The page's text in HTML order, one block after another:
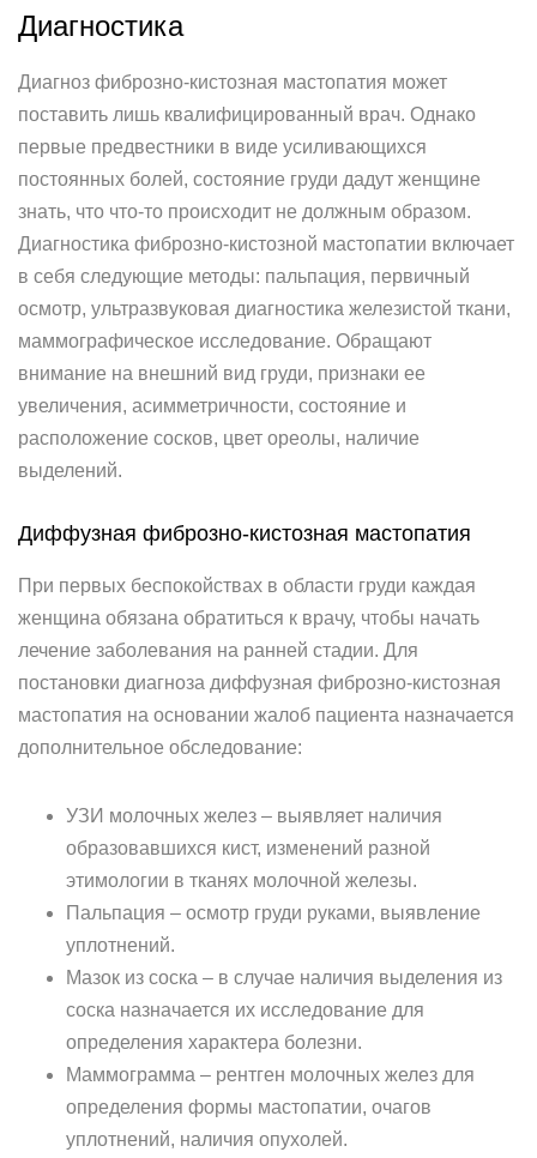
Диагностика
Диагноз фиброзно-кистозная мастопатия может
поставить лишь квалифицированный врач. Однако
первые предвестники в виде усиливающихся
постоянных болей, состояние груди дадут женщине
знать, что что-то происходит не должным образом.
Диагностика фиброзно-кистозной мастопатии включает
в себя следующие методы: пальпация, первичный
осмотр, ультразвуковая диагностика железистой ткани,
маммографическое исследование. Обращают
внимание на внешний вид груди, признаки ее
увеличения, асимметричности, состояние и
расположение сосков, цвет ореолы, наличие
выделений.
Диффузная фиброзно-кистозная мастопатия
При первых беспокойствах в области груди каждая
женщина обязана обратиться к врачу, чтобы начать
лечение заболевания на ранней стадии. Для
постановки диагноза диффузная фиброзно-кистозная
мастопатия на основании жалоб пациента назначается
дополнительное обследование:
УЗИ молочных желез – выявляет наличия
образовавшихся кист, изменений разной
этимологии в тканях молочной железы.
Пальпация – осмотр груди руками, выявление
уплотнений.
Мазок из соска – в случае наличия выделения из
соска назначается их исследование для
определения характера болезни.
Маммограмма – рентген молочных желез для
определения формы мастопатии, очагов
уплотнений, наличия опухолей.